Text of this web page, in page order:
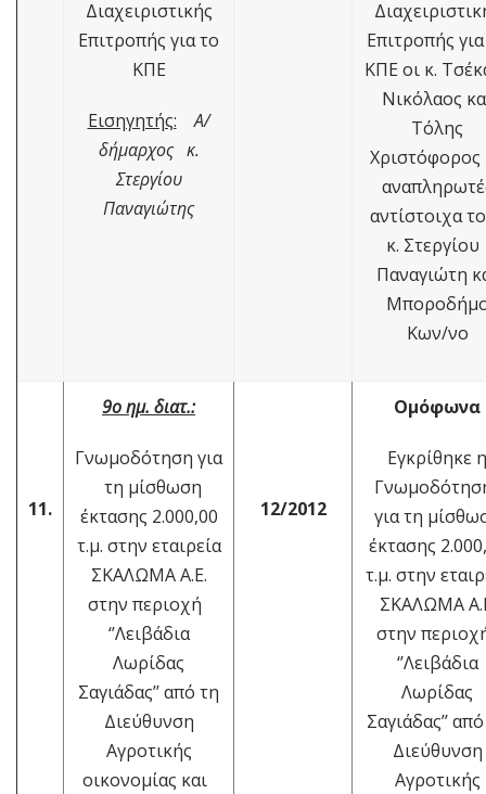
Διαχειριστικής
Επιτροπής για το
ΚΠΕ
Εισηγητής:
Α/
δήμαρχος κ.
Στεργίου
Παναγιώτης
Επιτροπής
ΚΠΕ οι κ.
Νικόλαος
Τόλης
Χριστόφορος
αντίστοιχα
κ.
Παναγιώτη
Κων/νο
11.
9ο ημ. διατ.:
Γνωμοδότηση για
τη μίσθωση
έκτασης 2.000,00
τ.μ. στην εταιρεία
ΣΚΑΛΩΜΑ Α.Ε.
στην περιοχή
‘’Λειβάδια
Λωρίδας
Σαγιάδας’’ από τη
Διεύθυνση
Αγροτικής
οικονομίας και
12/2012
Ομόφωνα
Εγκρίθηκε η
για τη
έκτασης
τ.μ. στην
ΣΚΑΛΩΜΑ
στην
‘’Λειβάδια
Λωρίδας
Σαγιάδας’’
Διεύθυνση
Αγροτικής